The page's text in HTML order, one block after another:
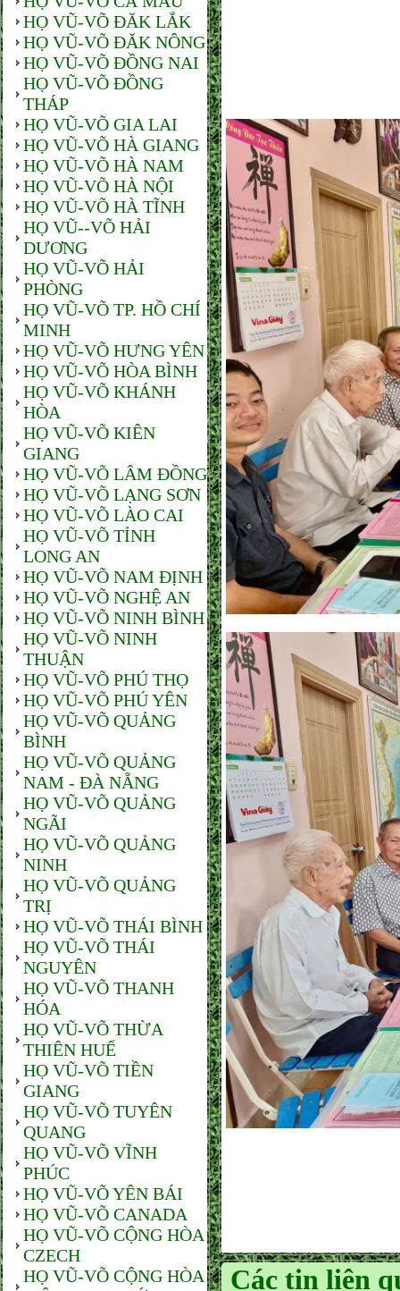
HỌ VŨ-VÕ ĐĂK LẮK
HỌ VŨ-VÕ ĐĂK NÔNG
HỌ VŨ-VÕ ĐỒNG NAI
HỌ VŨ-VÕ ĐỒNG
THÁP
HỌ VŨ-VÕ GIA LAI
HỌ VŨ-VÕ HÀ GIANG
HỌ VŨ-VÕ HÀ NAM
HỌ VŨ-VÕ HÀ NỘI
HỌ VŨ-VÕ HÀ TĨNH
HỌ VŨ--VÕ HẢI
DƯƠNG
HỌ VŨ-VÕ HẢI
PHÒNG
HỌ VŨ-VÕ TP. HỒ CHÍ
MINH
HỌ VŨ-VÕ HƯNG YÊN
HỌ VŨ-VÕ HÒA BÌNH
HỌ VŨ-VÕ KHÁNH
HÒA
HỌ VŨ-VÕ KIÊN
GIANG
HỌ VŨ-VÕ LÂM ĐỒNG
HỌ VŨ-VÕ LẠNG SƠN
HỌ VŨ-VÕ LÀO CAI
HỌ VŨ-VÕ TỈNH
LONG AN
HỌ VŨ-VÕ NAM ĐỊNH
HỌ VŨ-VÕ NGHỆ AN
HỌ VŨ-VÕ NINH BÌNH
HỌ VŨ-VÕ NINH
THUẬN
HỌ VŨ-VÕ PHÚ THỌ
HỌ VŨ-VÕ PHÚ YÊN
HỌ VŨ-VÕ QUẢNG
BÌNH
HỌ VŨ-VÕ QUẢNG
NAM - ĐÀ NẴNG
HỌ VŨ-VÕ QUẢNG
NGÃI
HỌ VŨ-VÕ QUẢNG
NINH
HỌ VŨ-VÕ QUẢNG
TRỊ
HỌ VŨ-VÕ THÁI BÌNH
HỌ VŨ-VÕ THÁI
NGUYÊN
HỌ VŨ-VÕ THANH
HÓA
HỌ VŨ-VÕ THỪA
THIÊN HUẾ
HỌ VŨ-VÕ TIỀN
GIANG
HỌ VŨ-VÕ TUYÊN
QUANG
HỌ VŨ-VÕ VĨNH
PHÚC
HỌ VŨ-VÕ YÊN BÁI
HỌ VŨ-VÕ CANADA
HỌ VŨ-VÕ CỘNG HÒA
CZECH
HỌ VŨ-VÕ CỘNG HÒA
Các tin liên